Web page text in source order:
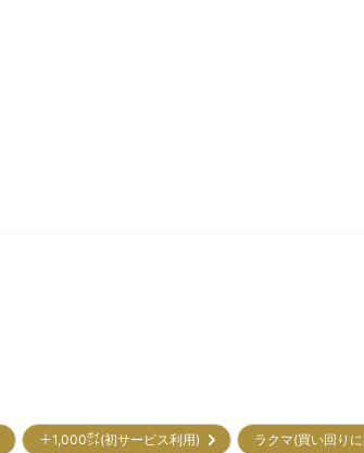
＋1,000㌽(初サービス利用) ラクマ(買い回り